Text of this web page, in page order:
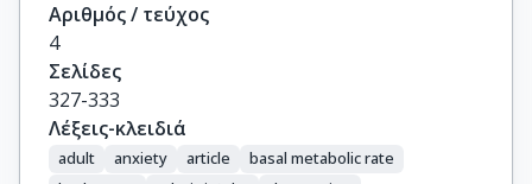
Αριθμός / τεύχος
4
Σελίδες
327-333
Λέξεις-κλειδιά
adult anxiety article
basal metabolic rate